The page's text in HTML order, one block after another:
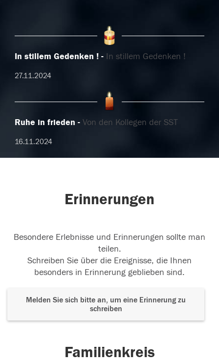
In stillem Gedenken ! In stillem Gedenken !
27.11.2024
Ruhe in frieden Von den Kollegen der SST
16.11.2024
Erinnerungen
Besondere Erlebnisse und Erinnerungen sollte man
teilen.
Schreiben Sie über die Ereignisse, die Ihnen
besonders in Erinnerung geblieben sind.
Melden Sie sich bitte an, um eine Erinnerung zu
schreiben
Familienkreis